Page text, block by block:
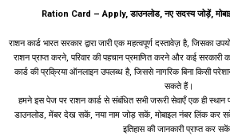
Ration Card – Apply, डाउनलोड, नए सदस्य जोड़ें,
राशन कार्ड भारत सरकार द्वारा जारी एक महत्वपूर्ण दस्तावेज़ है, जिसका
राशन प्राप्त करने, परिवार की पहचान प्रमाणित करने और कई सरकारी
कार्ड की प्रक्रिया ऑनलाइन उपलब्ध है, जिससे नागरिक बिना किसी
सकते हैं।
हमने इस पेज पर राशन कार्ड से संबंधित सभी जरूरी सेवाएँ एक ही
डाउनलोड, मेंबर देख सकें, नया नाम जोड़ सकें, मोबाइल नंबर लिंक कर
इतिहास की जानकारी प्राप्त कर